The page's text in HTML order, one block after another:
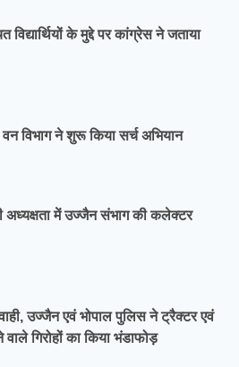
के मुद्दे पर कांग्रेस ने जताया
विभाग ने शुरू किया सर्च अभियान
अध्यक्षता में उज्जैन संभाग की कलेक्टर
उज्जैन एवं भोपाल पुलिस ने ट्रैक्टर एवं
गिरोहों का किया भंडाफोड़